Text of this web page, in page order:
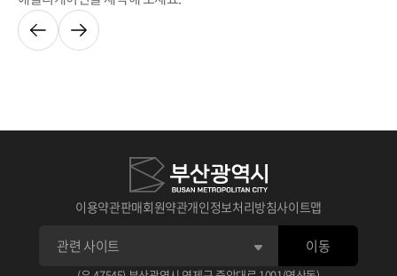
이용약관판매회원약관개인정보처리방침사이트맵
이동